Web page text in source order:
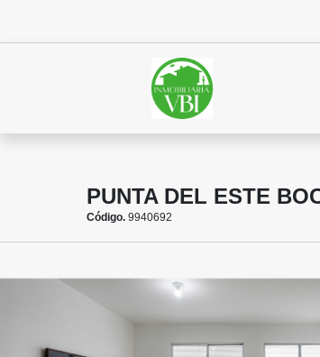
PUNTA DEL ESTE
Código. 9940692